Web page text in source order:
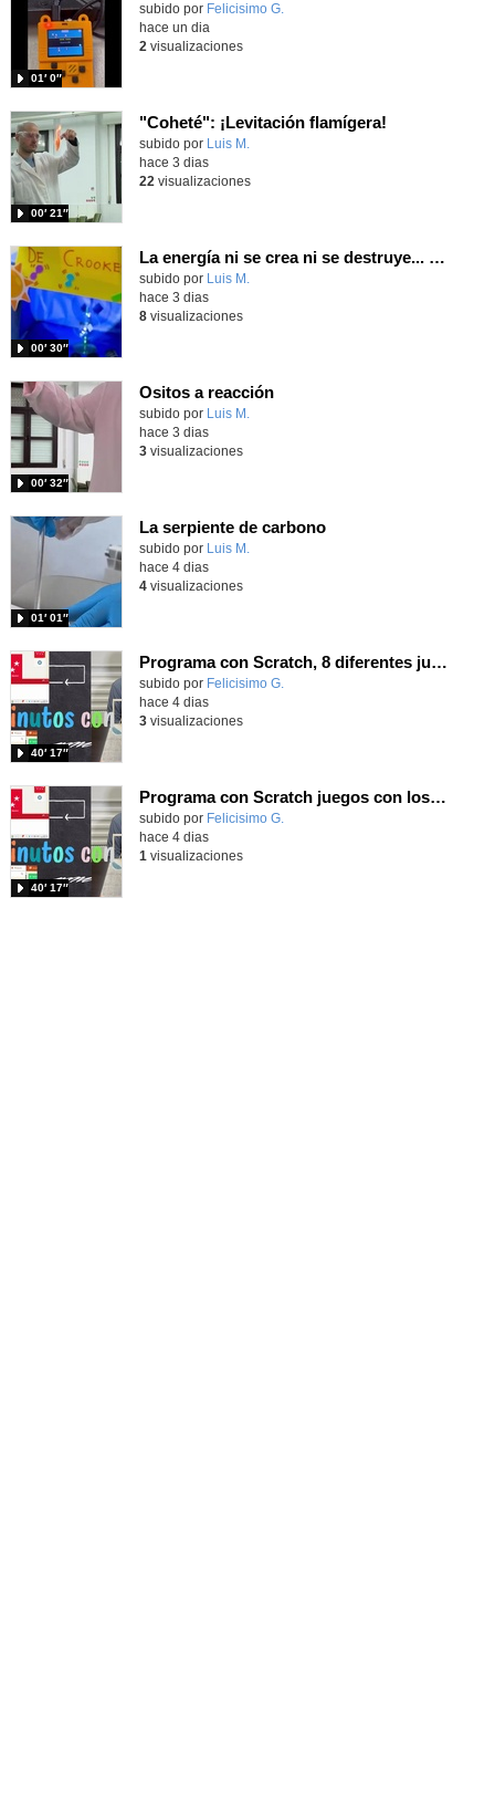
Contenido educativo.
subido por Felicisimo G.
01′ 0″
hace un dia
2 visualizaciones
"Coheté": ¡Levitación flamígera!
Contenido educativo.
subido por Luis M.
00′ 21″
hace 3 dias
22 visualizaciones
La energía ni se crea ni se destruye... ¡se experimenta! El Tierno en la Feria Madrid es Ciencia 2026
Contenido educativo.
subido por Luis M.
00′ 30″
hace 3 dias
8visualizaciones
Ositos a reacción
Contenido educativo.
subido por Luis M.
00′ 32″
hace 3 dias
3visualizaciones
La serpiente de carbono
Contenido educativo.
subido por Luis M.
01′ 01″
hace 4 dias
4visualizaciones
Programa con Scratch, 8 diferentes juegos para vivir la emoción de los partidos de España en el mundial 2026
Contenido educativo.
subido por Felicisimo G.
40′ 17″
hace 4 dias
3visualizaciones
Programa con Scratch juegos con los partidos del mundial 2026 ganados por España
Contenido educativo.
subido por Felicisimo G.
40′ 17″
hace 4 dias
1 visualizaciones